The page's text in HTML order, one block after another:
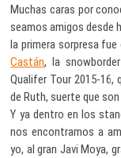
Muchas caras por
seamos amigos desde
la primera sorpresa
Castán, la
Qualifer Tour 2015-16,
de Ruth, suerte que
Y ya dentro en los
nos encontramos a
yo, al gran Javi Moya,